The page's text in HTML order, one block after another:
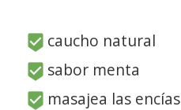
caucho natural
sabor menta
masajea las encías